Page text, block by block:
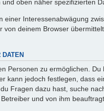
oben näher spezifizierten
Interessenabwägung
deinem Browser
Personen zu ermöglichen.
kann jedoch festlegen, dass
Fragen dazu hast, suche
und von ihm